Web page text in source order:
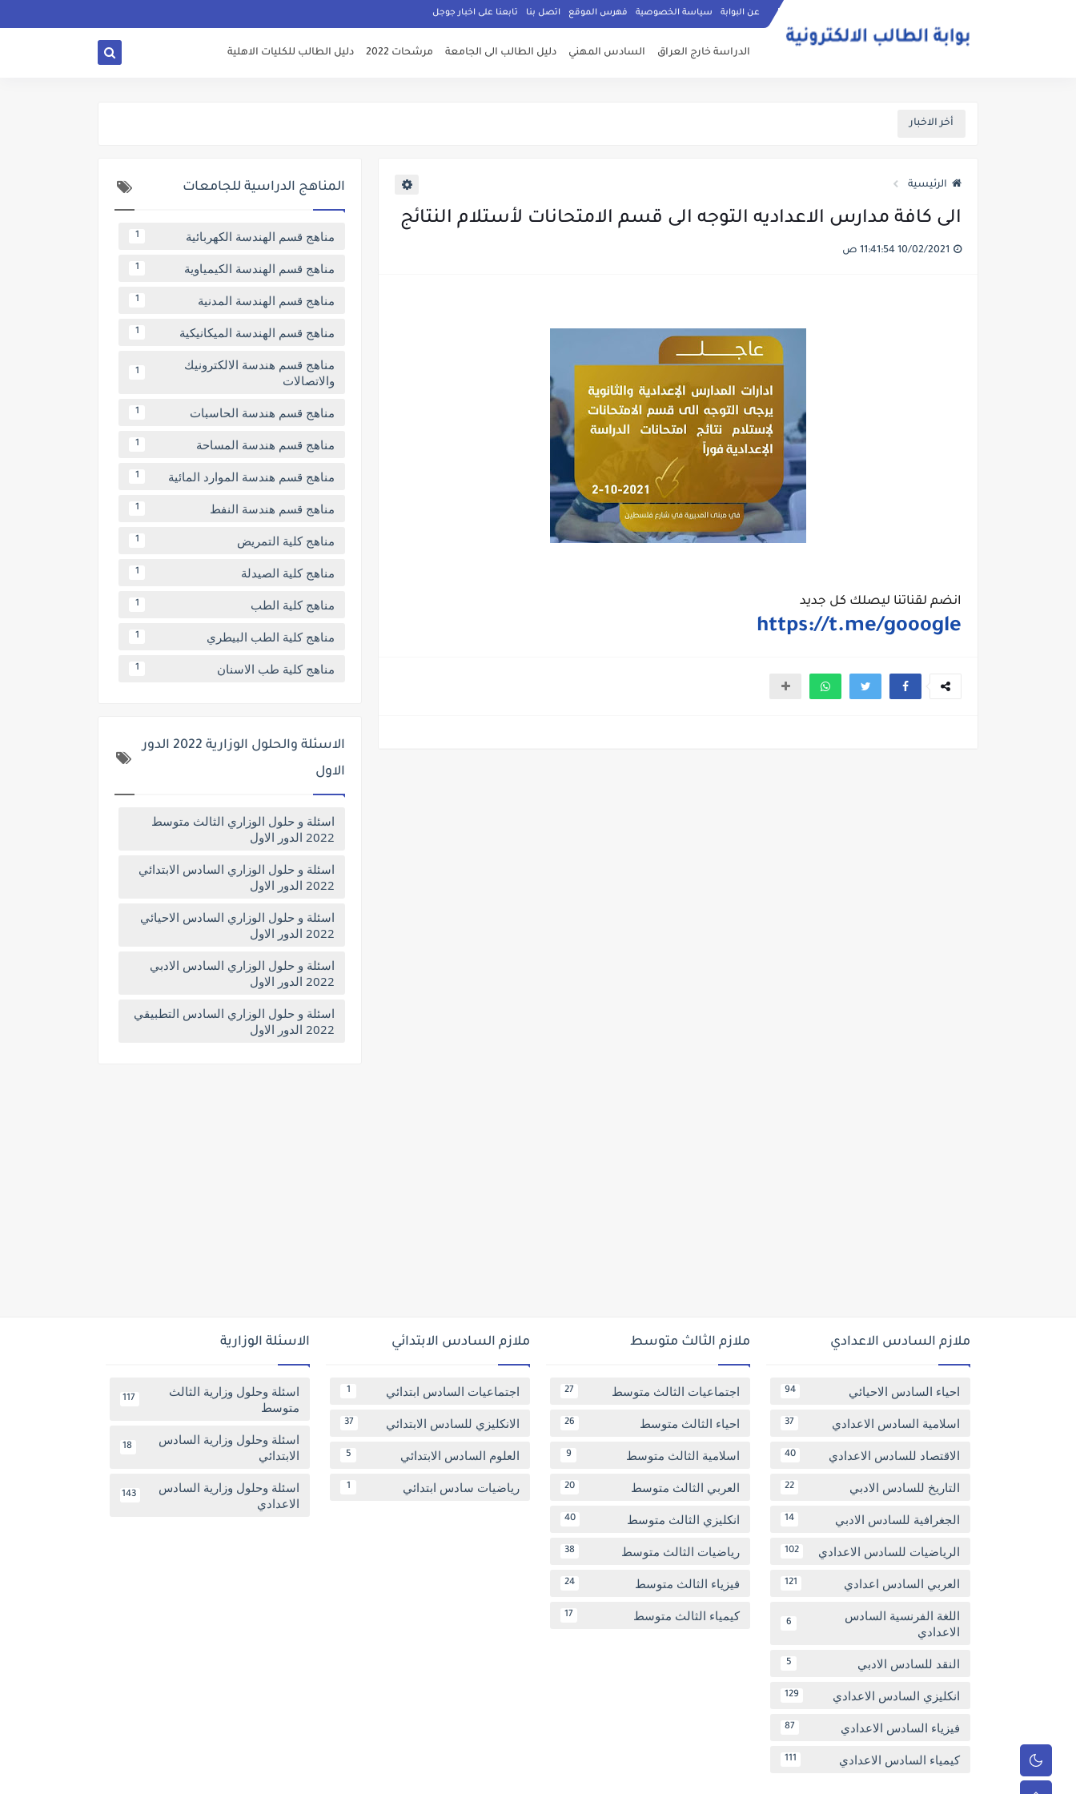
عن البوابة سياسة الخصوصية فهرس الموقع اتصل بنا تابعنا على اخبار جوجل
الدراسة خارج العراق السادس المهني دليل الطالب الى الجامعة مرشحات 2022 دليل الطالب للكليات الاهلية
أخر الاخبار
الرئيسية
الى كافة مدارس الاعداديه التوجه الى قسم الامتحانات لأستلام النتائج
انضم لقناتنا ليصلك كل جديد
https://t.me/gooogle
المناهج الدراسية للجامعات
مناهج قسم الهندسة الكهربائية 1
مناهج قسم الهندسة الكيمياوية 1
مناهج قسم الهندسة المدنية 1
مناهج قسم الهندسة الميكانيكية 1
مناهج قسم هندسة الالكترونيك
والاتصالات
1
مناهج قسم هندسة الحاسبات 1
مناهج قسم هندسة المساحة 1
مناهج قسم هندسة الموارد المائية 1
مناهج قسم هندسة النفط 1
مناهج كلية التمريض 1
مناهج كلية الصيدلة 1
مناهج كلية الطب 1
مناهج كلية الطب البيطري 1
مناهج كلية طب الاسنان 1
الاسئلة والحلول الوزارية 2022 الدور
الاول
اسئلة و حلول الوزاري الثالث متوسط
2022 الدور الاول
اسئلة و حلول الوزاري السادس الابتدائي
2022 الدور الاول
اسئلة و حلول الوزاري السادس الاحيائي
2022 الدور الاول
اسئلة و حلول الوزاري السادس الادبي
2022 الدور الاول
اسئلة و حلول الوزاري السادس التطبيقي
2022 الدور الاول
ملازم السادس الاعدادي
احياء السادس الاحيائي 94
اسلامية السادس الاعدادي 37
الاقتصاد للسادس الاعدادي 40
التاريخ للسادس الادبي 22
الجغرافية للسادس الادبي 14
الرياضيات للسادس الاعدادي 102
العربي السادس اعدادي 121
اللغة الفرنسية السادس
الاعدادي
6
النقد للسادس الادبي 5
انكليزي السادس الاعدادي 129
فيزياء السادس الاعدادي 87
كيمياء السادس الاعدادي 111
ملازم الثالث متوسط
اجتماعيات الثالث متوسط 27
احياء الثالث متوسط 26
اسلامية الثالث متوسط 9
العربي الثالث متوسط 20
انكليزي الثالث متوسط 40
رياضيات الثالث متوسط 38
فيزياء الثالث متوسط 24
كيمياء الثالث متوسط 17
ملازم السادس الابتدائي
اجتماعيات السادس ابتدائي 1
الانكليزي للسادس الابتدائي 37
العلوم السادس الابتدائي 5
رياضيات سادس ابتدائي 1
الاسئلة الوزارية
اسئلة وحلول وزارية الثالث
متوسط
117
اسئلة وحلول وزارية السادس
الابتدائي
18
اسئلة وحلول وزارية السادس
الاعدادي
143